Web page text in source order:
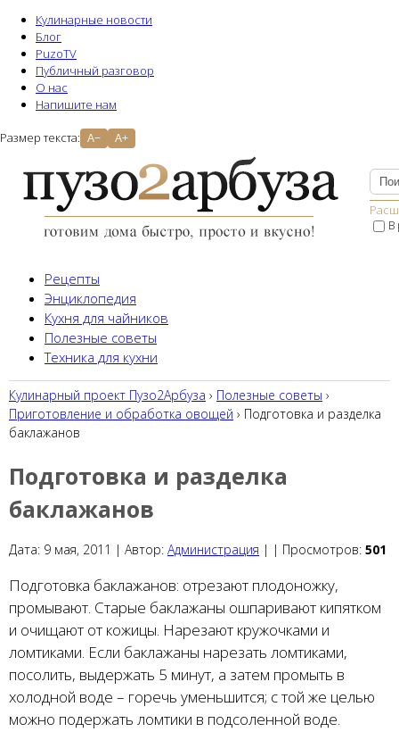
Кулинарные новости
Блог
PuzoTV
Публичный разговор
О нас
Напишите нам
Размер текста: A− A+
В
Рецепты
Энциклопедия
Кухня для чайников
Полезные советы
Техника для кухни
Кулинарный проект Пузо2Aрбуза › Полезные советы ›
Приготовление и обработка овощей › Подготовка и разделка
баклажанов
Подготовка и разделка
баклажанов
Дата: 9 мая, 2011 | Автор: Администрация | | Просмотров: 501
Подготовка баклажанов: отрезают плодоножку,
промывают. Старые баклажаны ошпаривают кипятком
и очищают от кожицы. Нарезают кружочками и
ломтиками. Если баклажаны нарезать ломтиками,
посолить, выдержать 5 минут, а затем промыть в
холодной воде – горечь уменьшится; с той же целью
можно подержать ломтики в подсоленной воде.